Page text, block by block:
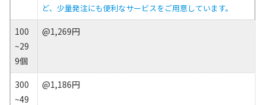
ど、少量発注にも便利なサービスをご用意しています。
100
~29
9個
@1,269円
300
~49
@1,186円